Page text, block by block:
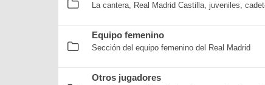
La cantera, Real Madrid Castilla, juveniles,
Equipo femenino
Sección del equipo femenino del Real Madrid
Otros jugadores